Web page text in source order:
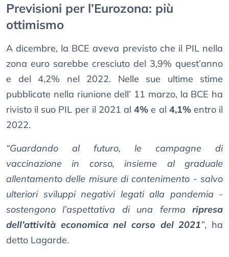
Previsioni per l’Eurozona: più
ottimismo
A dicembre, la BCE aveva previsto che il PIL nella
zona euro sarebbe cresciuto del 3,9% quest’anno
e del 4,2% nel 2022. Nelle sue ultime stime
pubblicate nella riunione dell’ 11 marzo, la BCE ha
rivisto il suo PIL per il 2021 al4% e al 4,1%entro il
2022.
“Guardando al futuro, le campagne di
vaccinazione in corso, insieme al graduale
allentamento delle misure di contenimento - salvo
ulteriori sviluppi negativi legati alla pandemia -
sostengono l’aspettativa di una ferma ripresa
dell’attività economica nel corso del 2021”, ha
detto Lagarde.